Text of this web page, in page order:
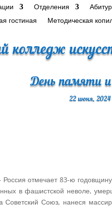
Отделения
гостиная
Методическая
колледж
День памяти и
22 июня, 2024
отмечает 83-ю
в фашистской неволе,
Союз, нанеся